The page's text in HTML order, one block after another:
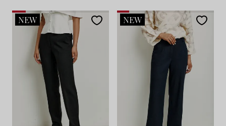
По популярности
По возрастанию цены
По убыванию цены
28
NEW NEW